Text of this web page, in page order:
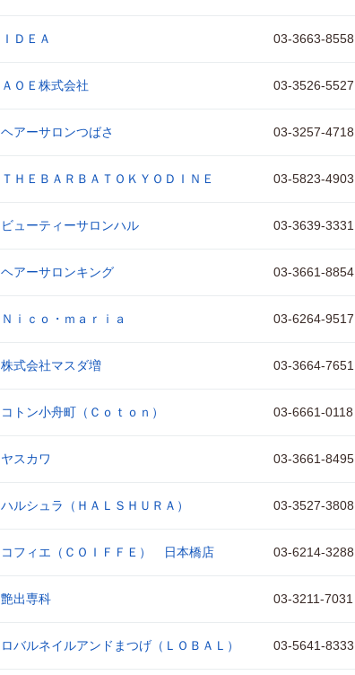
ＩＤＥＡ 03-3663-8558
ＡＯＥ株式会社 03-3526-5527
ヘアーサロンつばさ 03-3257-4718
ＴＨＥＢＡＲＢＡＴＯＫＹＯＤＩＮＥ 03-5823-4903
ビューティーサロンハル 03-3639-3331
ヘアーサロンキング 03-3661-8854
Ｎｉｃｏ・ｍａｒｉａ 03-6264-9517
株式会社マスダ増 03-3664-7651
コトン小舟町（Ｃｏｔｏｎ） 03-6661-0118
ヤスカワ 03-3661-8495
ハルシュラ（ＨＡＬＳＨＵＲＡ） 03-3527-3808
コフィエ（ＣＯＩＦＦＥ） 日本橋店 03-6214-3288
艶出専科 03-3211-7031
ロバルネイルアンドまつげ（ＬＯＢＡＬ） 03-5641-8333